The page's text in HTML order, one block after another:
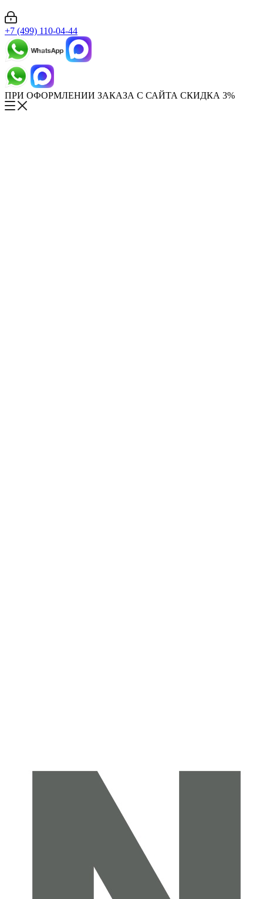
+7 (499) 110-04-44
ПРИ ОФОРМЛЕНИИ ЗАКАЗА С САЙТА СКИДКА 3%